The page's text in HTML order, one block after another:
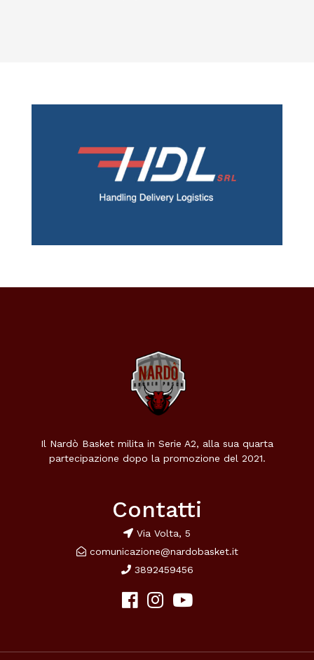
Il Nardò Basket milita in Serie A2, alla sua quarta
partecipazione dopo la promozione del 2021.
Contatti
Via Volta, 5
comunicazione@nardobasket.it
3892459456